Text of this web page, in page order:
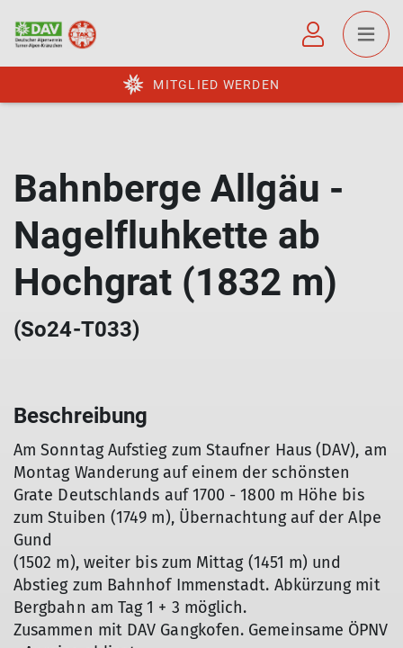
MITGLIED WERDEN
Bahnberge Allgäu -
Nagelfluhkette ab
Hochgrat (1832 m)
(So24-T033)
Beschreibung
Am Sonntag Aufstieg zum Staufner Haus (DAV), am
Montag Wanderung auf einem der schönsten
Grate Deutschlands auf 1700 - 1800 m Höhe bis
zum Stuiben (1749 m), Übernachtung auf der Alpe
Gund
(1502 m), weiter bis zum Mittag (1451 m) und
Abstieg zum Bahnhof Immenstadt. Abkürzung mit
Bergbahn am Tag 1 + 3 möglich.
Zusammen mit DAV Gangkofen. Gemeinsame ÖPNV